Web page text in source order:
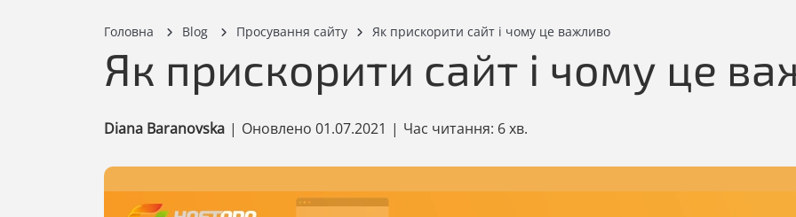
Головна Blog Просування сайту Як прискорити сайт і чому це важливо
Як прискорити сайт і чому це
Diana Baranovska | Оновлено 01.07.2021 | Час читання: 6 хв.